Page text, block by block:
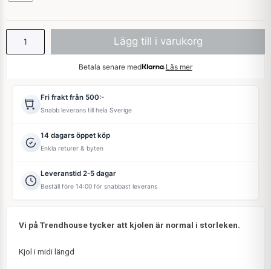
Lägg till i varukorg
Betala senare med Läs mer
Fri frakt från 500:-
Snabb leverans till hela Sverige
14 dagars öppet köp
Enkla returer & byten
Leveranstid 2-5 dagar
Beställ före 14:00 för snabbast leverans
Vi på Trendhouse tycker att kjolen är normal i storleken.
Kjol i midi längd